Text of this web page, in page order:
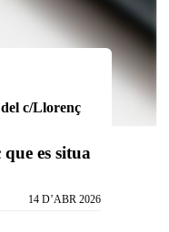
c/Llorenç
es situa
14 D’ABR 2026